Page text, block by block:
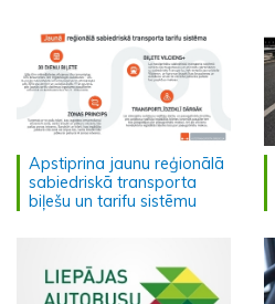
Apstiprina jaunu reģionālā
sabiedriskā transporta
biļešu un tarifu sistēmu